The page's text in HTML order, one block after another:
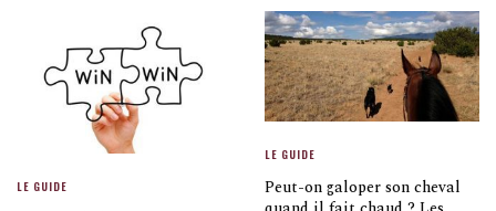
LE GUIDE
LE GUIDE
Peut-on galoper son cheval